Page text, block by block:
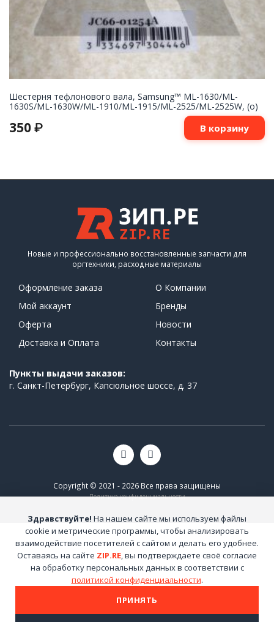
Шестерня тефлонового вала, Samsung™ ML-1630/ML-
1630S/ML-1630W/ML-1910/ML-1915/ML-2525/ML-2525W, (о)
350 ₽ В корзину
Новые и профессионально восстановленные запчасти для
оргтехники, расходные материалы
Оформление заказа
Мой аккаунт
Оферта
Доставка и Оплата
О Компании
Бренды
Новости
Контакты
Пункты выдачи заказов:
г. Санкт-Петербург, Капсюльное шоссе, д. 37
Copyright © 2021 - 2026 Все права защищены
Политика конфиденциальности
Здравствуйте! На нашем сайте мы используем файлы
cookie и метрические программы, чтобы анализировать
взаимодействие посетителей с сайтом и делать его удобнее.
Оставаясь на сайте ZIP.RE, вы подтверждаете своё согласие
на обработку персональных данных в соответствии с
политикой конфиденциальности.
ПРИНЯТЬ